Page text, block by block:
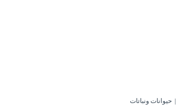
حيوانات ونباتات